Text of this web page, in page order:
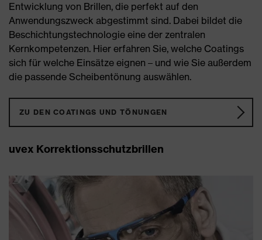
Entwicklung von Brillen, die perfekt auf den
Anwendungszweck abgestimmt sind. Dabei bildet die
Beschichtungstechnologie eine der zentralen
Kernkompetenzen. Hier erfahren Sie, welche Coatings
sich für welche Einsätze eignen – und wie Sie außerdem
die passende Scheibentönung auswählen.
ZU DEN COATINGS UND TÖNUNGEN
uvex Korrektionsschutzbrillen